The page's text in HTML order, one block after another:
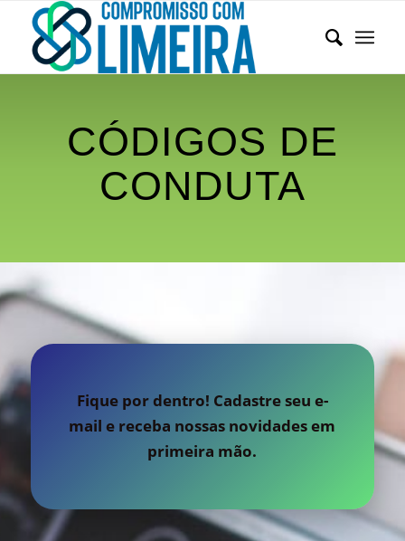
CÓDIGOS DE
CONDUTA
Fique por dentro! Cadastre seu e-
mail e receba nossas novidades em
primeira mão.